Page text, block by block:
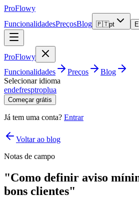
ProFlowy
FuncionalidadesPreçosBlog 🇵🇹pt
ProFlowy
Funcionalidades
Preços
Blog
Selecionar idioma
endefresptroplua
Começar grátis
Já tem uma conta? Entrar
Voltar ao blog
Notas de campo
"Como definir aviso
bons clientes"